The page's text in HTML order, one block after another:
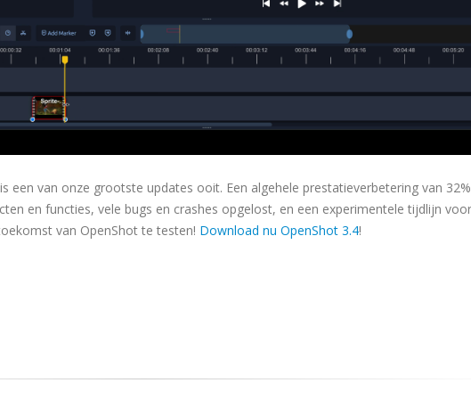
een van onze grootste updates ooit. Een algehele prestatieverbetering van
en functies, vele bugs en crashes opgelost, en een experimentele tijdlijn voor
van OpenShot te testen! Download nu OpenShot 3.4!